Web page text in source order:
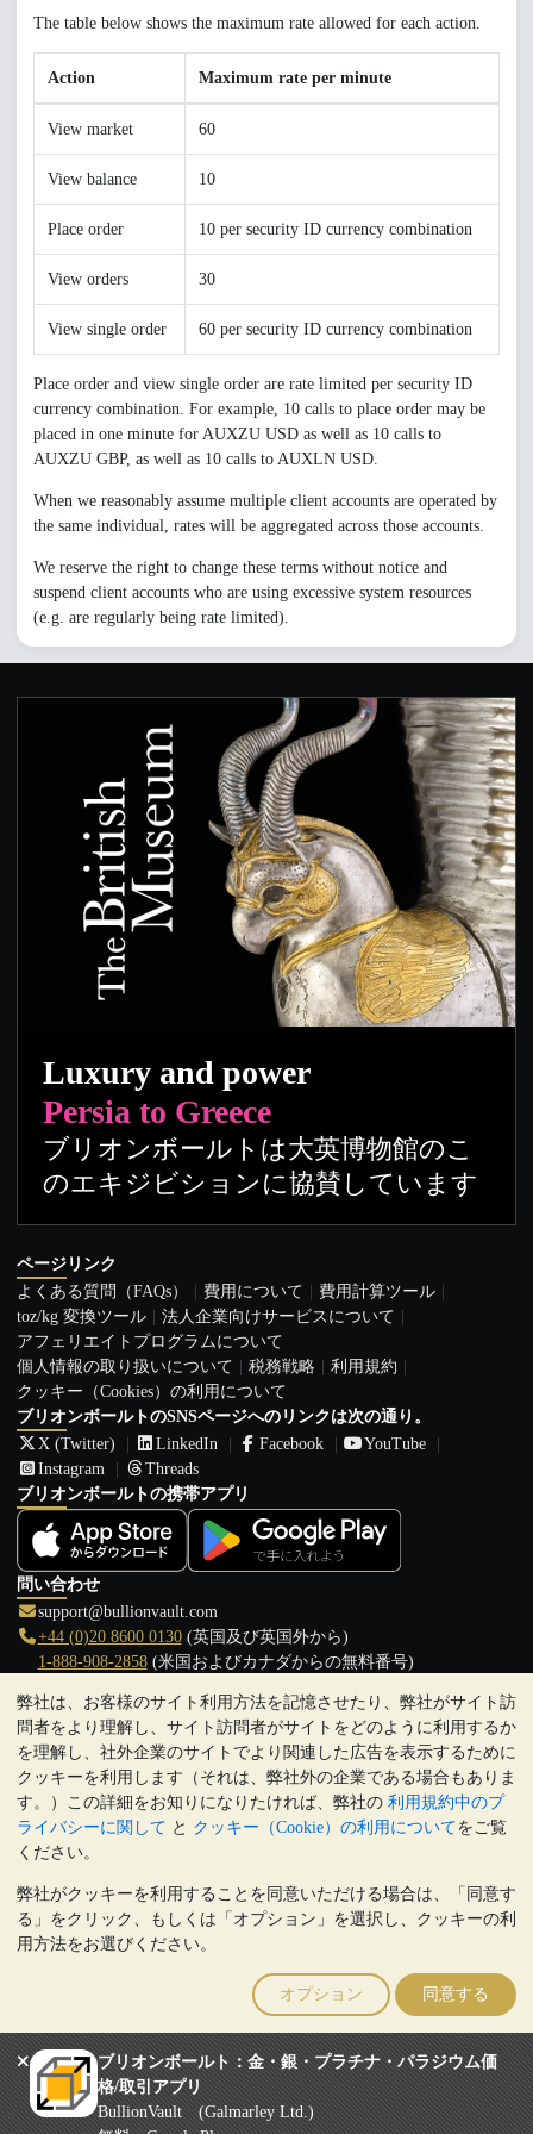
弊社は、お客様のサイト利用方法を記憶させたり、弊社がサイト訪
問者をより理解し、サイト訪問者がサイトをどのように利用するか
を理解し、社外企業のサイトでより関連した広告を表示するために
クッキーを利用します（それは、弊社外の企業である場合もありま
す。）この詳細をお知りになりたければ、弊社の 利用規約中のプ
ライバシーに関して と クッキー（Cookie）の利用についてをご覧
ください。
弊社がクッキーを利用することを同意いただける場合は、「同意す
る」をクリック、もしくは「オプション」を選択し、クッキーの利
用方法をお選びください。
オプション 同意する
ブリオンボールト：金・銀・プラチナ・パラジウム価
格/取引アプリ
BullionVault (Galmarley Ltd.)
The table below shows the maximum rate allowed for each action.
Action Maximum rate per minute
View market 60
View balance 10
Place order 10 per security ID currency combination
View orders 30
View single order 60 per security ID currency combination
Place order and view single order are rate limited per security ID
currency combination. For example, 10 calls to place order may be
placed in one minute for AUXZU USD as well as 10 calls to
AUXZU GBP, as well as 10 calls to AUXLN USD.
When we reasonably assume multiple client accounts are operated by
the same individual, rates will be aggregated across those accounts.
We reserve the right to change these terms without notice and
suspend client accounts who are using excessive system resources
(e.g. are regularly being rate limited).
Luxury and power
Persia to Greece
ブリオンボールトは大英博物館のこ
のエキジビションに協賛しています
ページリンク
よくある質問（FAQs）
費用について
費用計算ツール
toz/kg 変換ツール
法人企業向けサービスについて
アフェリエイトプログラムについて
個人情報の取り扱いについて
税務戦略
利用規約
クッキー（Cookies）の利用について
ブリオンボールトのSNSページへのリンクは次の通り。
X (Twitter)
LinkedIn Facebook
YouTube
Instagram
Threads
ブリオンボールトの携帯アプリ
問い合わせ
support@bullionvault.com
+44 (0)20 8600 0130(英国及び英国外から)
1-888-908-2858(米国およびカナダからの無料番号)
クリックして通話を開始
営業時間:
9:00～20:30 (英国), 月曜日から金曜日
17:00～2:30（日本時間）, 月曜日から金曜日
Galmarley Ltd T/A BullionVault
3 Shortlands (7th Floor)
London
W6 8DA
United Kingdom
貴金属の価値は下落することもあれば上昇することもありま
す。過去の傾向は、将来の価格の動きを保証するものではありませ
ん。BullionVaultのウェブサイト上、もしくはBullionVaultとのコミ
ュニケーション上のいかなる内容も、投資に関する助言ではありま
せん。顧客は、金及び銀地金を所有することが適切かどうかを判断
するために、専門家の助言を求めることをお勧めします。
Galmarley Ltd, trading as BullionVault, registered in England and Wales